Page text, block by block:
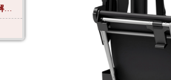
卡巴斯基-小型企業解決方案4